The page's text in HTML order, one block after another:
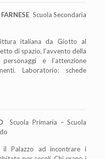
Scuola Secondaria
italiana da Giotto al
di spazio, l’avvento della
e l’attenzione
Laboratorio: schede
Scuola Primaria – Scuola
Palazzo ad incontrare i